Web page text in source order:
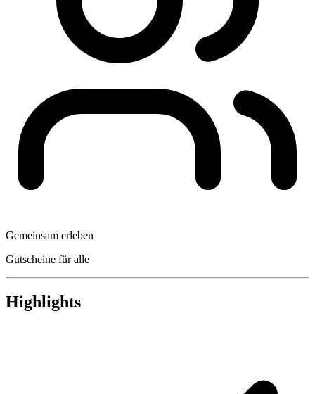
Gemeinsam erleben
Gutscheine für alle
Highlights